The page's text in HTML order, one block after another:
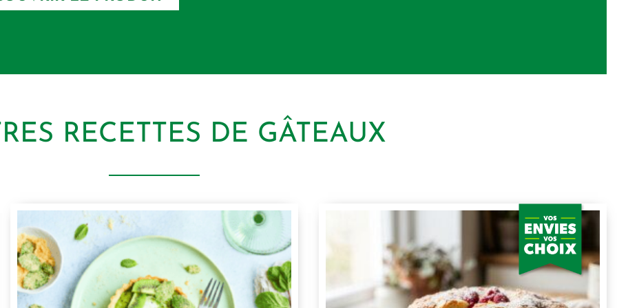
RECETTES DE GÂTEAUX